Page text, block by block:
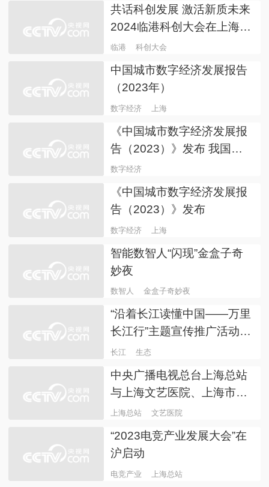
交流活动
上海传媒港科技乐园 青少年
思政大课丨传播时代声音，
开拓创新航程！复旦大学实
践教育基地落户总台上海总
站
上海总站 复旦大学
品匠心技艺 助文化传承 “上
海非遗走进国际传媒港”活动
启动
非遗 国际传媒港
共话科创发展 激活新质未来
2024临港科创大会在上海举
行
临港 科创大会
中国城市数字经济发展报告
（2023年）
数字经济 上海
《中国城市数字经济发展报
告（2023）》发布 我国数
字经济规模超50万亿元！
数字经济
《中国城市数字经济发展报
告（2023）》发布
数字经济 上海
智能数智人“闪现”金盒子奇
妙夜
数智人 金盒子奇妙夜
“沿着长江读懂中国——万里
长江行”主题宣传推广活动在